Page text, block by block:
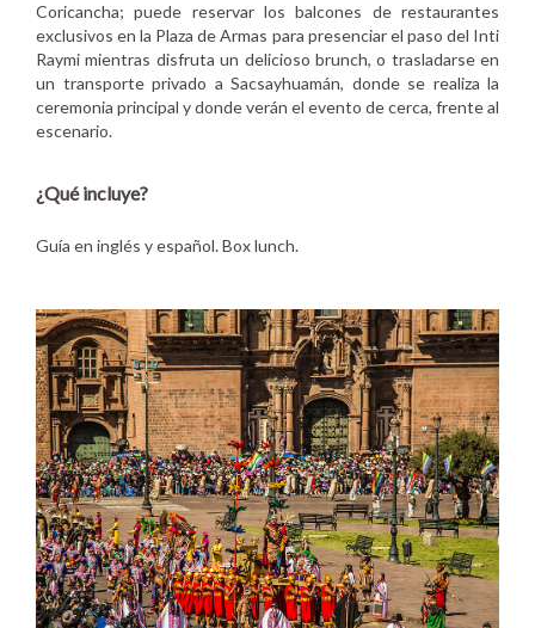
Coricancha; puede reservar los balcones de restaurantes
exclusivos en la Plaza de Armas para presenciar el paso del Inti
Raymi mientras disfruta un delicioso brunch, o trasladarse en
un transporte privado a Sacsayhuamán, donde se realiza la
ceremonia principal y donde verán el evento de cerca, frente al
escenario.
¿Qué incluye?
Guía en inglés y español.Box lunch.